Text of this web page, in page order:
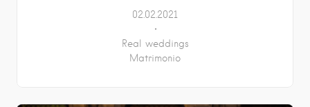
02.02.2021
Real weddings
Matrimonio